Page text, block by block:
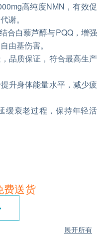
高纯度NMN，有效促
谢。
合白藜芦醇与PQQ，增强
由基伤害。
品质保证，符合最高生产
升身体能量水平，减少疲
缓衰老过程，保持年轻活
费送货
展开所有